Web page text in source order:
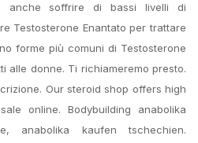
anche soffrire di bassi livelli di
Testosterone Enantato per trattare
forme più comuni di Testosterone
alle donne. Ti richiameremo presto.
Our steroid shop offers high
online. Bodybuilding anabolika
anabolika kaufen tschechien.